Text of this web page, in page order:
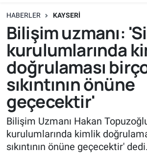
HABERLER KAYSERI
Bilişim uzmanı:
kurulumlarında
doğrulaması
sıkıntının önüne
geçecektir'
Bilişim Uzmanı Hakan
kurulumlarında kimlik
sıkıntının önüne geçecektir' dedi.
Süper Lig Puan Durumu ve
Tüm Manşetler
Son Dakika Haberleri
Haber Arşivi